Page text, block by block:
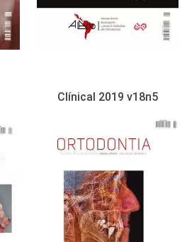
Clínical 2019 v18n5